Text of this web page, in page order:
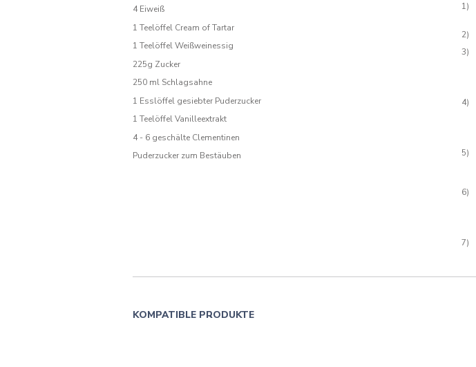
4 Eiweiß
1 Teelöffel Cream of Tartar
1 Teelöffel Weißweinessig
225g Zucker
250 ml Schlagsahne
1 Esslöffel gesiebter Puderzucker
1 Teelöffel Vanilleextrakt
4 - 6 geschälte Clementinen
Puderzucker zum Bestäuben
KOMPATIBLE PRODUKTE